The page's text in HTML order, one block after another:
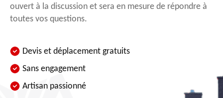
ouvert à la discussion et sera en mesure de répondre à
toutes vos questions.
Devis et déplacement gratuits
Sans engagement
Artisan passionné